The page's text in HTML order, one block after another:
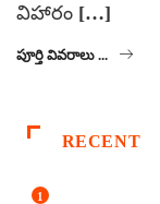
విహారం […]
పూర్తి వివరాలు ...
RECENT
1